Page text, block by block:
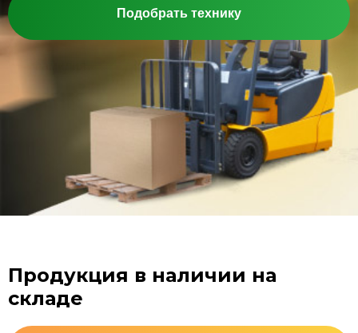
Подобрать технику
Продукция в наличии на
складе